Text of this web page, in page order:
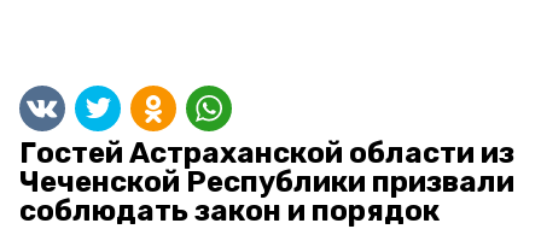
Гостей Астраханской области из
Чеченской Республики призвали
соблюдать закон и порядок